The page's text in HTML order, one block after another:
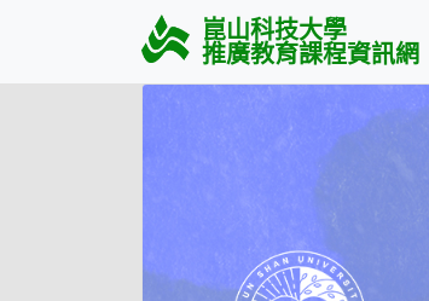
崑山科技大學
推廣教育課程資訊網